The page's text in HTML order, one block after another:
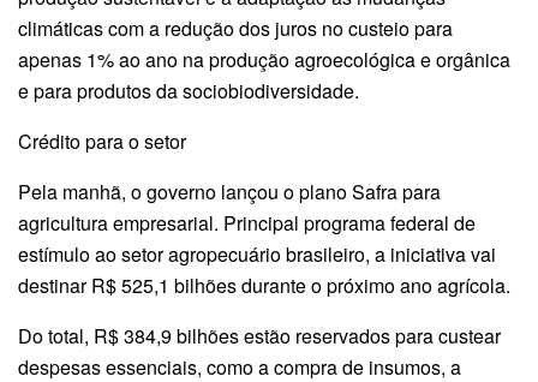
climáticas com a redução dos juros no custeio para
apenas 1% ao ano na produção agroecológica e orgânica
e para produtos da sociobiodiversidade.
Crédito para o setor
Pela manhã, o governo lançou o plano Safra para
agricultura empresarial. Principal programa federal de
estímulo ao setor agropecuário brasileiro, a iniciativa vai
destinar R$ 525,1 bilhões durante o próximo ano agrícola.
Do total, R$ 384,9 bilhões estão reservados para custear
despesas essenciais, como a compra de insumos, a